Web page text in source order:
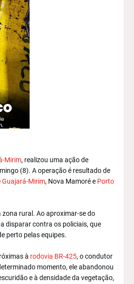
Mirim, realizou uma ação de
(8). A operação é resultado de
Guajará-Mirim, Nova Mamoré e Porto
rural. Ao aproximar-se do
disparar contra os policiais, que
perto pelas equipes.
à rodovia BR-425, o condutor
momento, ele abandonou
e à densidade da vegetação,